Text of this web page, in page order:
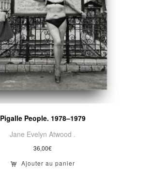
Pigalle People. 1978–1979
Jane Evelyn Atwood .
36,00€
Ajouter au panier